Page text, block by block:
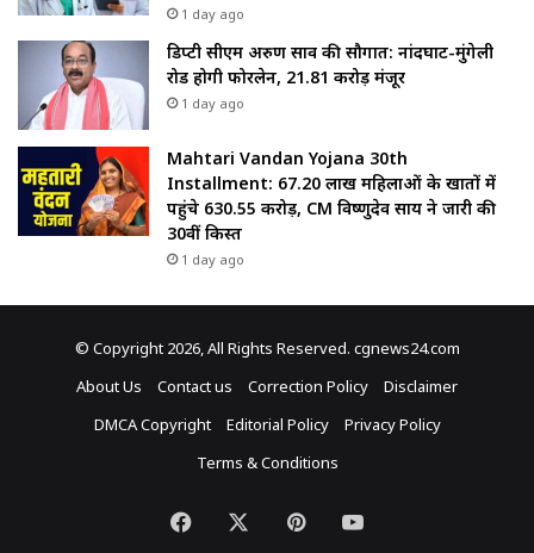
1 day ago
डिप्टी सीएम अरुण साव की सौगात: नांदघाट-मुंगेली
रोड होगी फोरलेन, ₹21.81 करोड़ मंजूर
1 day ago
Mahtari Vandan Yojana 30th
Installment: 67.20 लाख महिलाओं के खातों में
पहुंचे 630.55 करोड़, CM विष्णुदेव साय ने जारी की
30वीं किस्त
1 day ago
© Copyright 2026, All Rights Reserved. cgnews24.com
About Us
Contact us Correction Policy
Disclaimer
DMCA Copyright
Editorial Policy
Privacy Policy
Terms & Conditions
Facebook PinterestYouTube